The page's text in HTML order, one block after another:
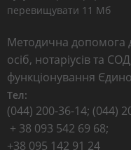
перевищувати 11 Мб
Методична допомога
осіб, нотаріусів та
функціонування
Тел:
(044) 200-36-14; (044)
+ 38 093 542 69 68;
+38 095 142 91 24